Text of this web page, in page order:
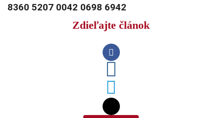
8360 5207 0042 0698 6942
Zdieľajte článok